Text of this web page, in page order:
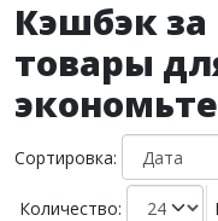
Кэшбэк
товары
Сортировка:
Количество: